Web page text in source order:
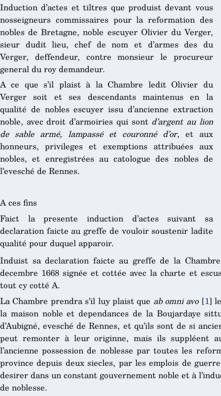
Induction d’actes et tiltres que produist devant vous
nosseigneurs commissaires pour la reformation des
nobles de Bretagne, noble escuyer Olivier du Verger,
sieur dudit lieu, chef de nom et d’armes des du
Verger, deffendeur, contre monsieur le procureur
general du roy demandeur.
A ce que s’il plaist à la Chambre ledit Olivier du
Verger soit et ses descendants maintenus en la
qualité de nobles escuyer issu d’ancienne extraction
noble, avec droit d’armoiries qui sont d’argent au lion
de sable armé, lampassé et couronné d’or, et aux
honneurs, privileges et exemptions attribuées aux
nobles, et enregistrées au catologue des nobles de
l’evesché de Rennes.
A ces fins
Faict la presente induction d’actes suivant sa
declaration faicte au greffe de vouloir soustenir ladite
qualité pour duquel apparoir.
Induist sa declaration faicte au greffe de la
decembre 1668 signée et cottée avec la charte et
tout cy cotté A.
La Chambre prendra s’il luy plaist que ab omni avo[1]
la maison noble et dependances de la Boujardaye
d’Aubigné, evesché de Rennes, et qu’ils sont de si
peut remonter à leur originne, mais ils suppléent
l’ancienne possession de noblesse par toutes les
province depuis deux siecles, par les emplois de
desirer dans un constant gouvernement noble et à
de noblesse.